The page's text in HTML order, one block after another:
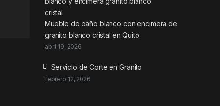
Mueble de baño blanco con encimera de
granito blanco cristal en Quito
abril 19, 2026
Servicio de Corte en Granito
febrero 12, 2026